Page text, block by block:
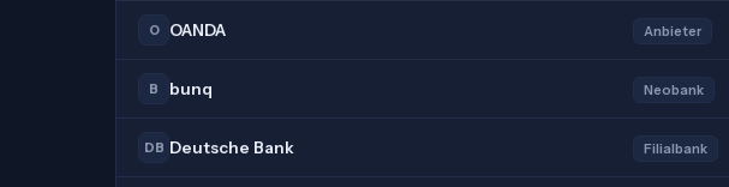
O OANDA Anbieter
B bunq Neobank
DB Deutsche Bank Filialbank